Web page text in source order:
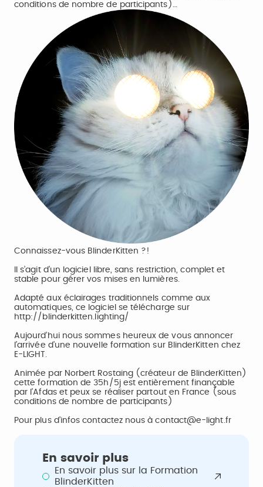
conditions de nombre de participants)…
Connaissez-vous BlinderKitten ?!
Il s’agit d’un logiciel libre, sans restriction, complet et
stable pour gérer vos mises en lumières.
Adapté aux éclairages traditionnels comme aux
automatiques, ce logiciel se télécharge sur
http://blinderkitten.lighting/
Aujourd’hui nous sommes heureux de vous annoncer
l’arrivée d’une nouvelle formation sur BlinderKitten chez
E-LIGHT.
Animée par Norbert Rostaing (créateur de BlinderKitten)
cette formation de 35h/5j est entièrement finançable
par l’Afdas et peux se réaliser partout en France (sous
conditions de nombre de participants)
Pour plus d’infos contactez nous à contact@e-light.fr
En savoir plus
En savoir plus sur la Formation
BlinderKitten